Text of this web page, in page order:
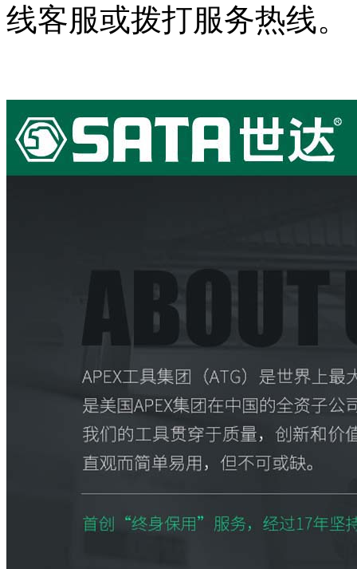
线客服或拨打服务热线。